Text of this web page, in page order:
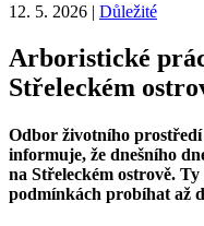
12. 5. 2026 | Důležité
Arboristické
Střeleckém
Odbor životního
informuje, že dnešního
na Střeleckém ostrově.
podmínkách probíhat až